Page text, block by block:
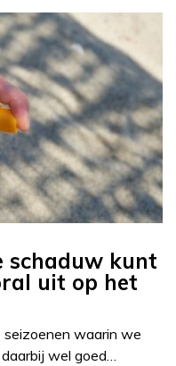
schaduw kunt
uit op het
seizoenen waarin we
wel goed…